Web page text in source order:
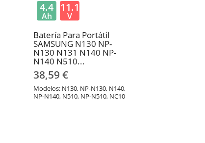
Batería Para Portátil
SAMSUNG N130 NP-
N130 N131 N140 NP-
N140 N510...
38,59 €
Modelos: N130, NP-N130, N140,
NP-N140, N510, NP-N510, NC10
4.4
Ah
11.1
V